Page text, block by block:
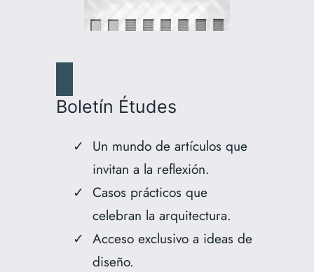
Boletín Études
Un mundo de artículos que
invitan a la reflexión.
Casos prácticos que
celebran la arquitectura.
Acceso exclusivo a ideas de
diseño.